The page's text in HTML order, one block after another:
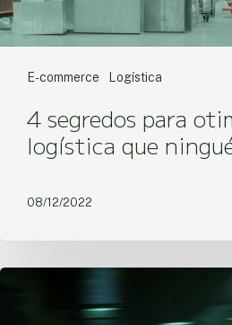
E-commerce Logística
4 segredos para
logística que
08/12/2022